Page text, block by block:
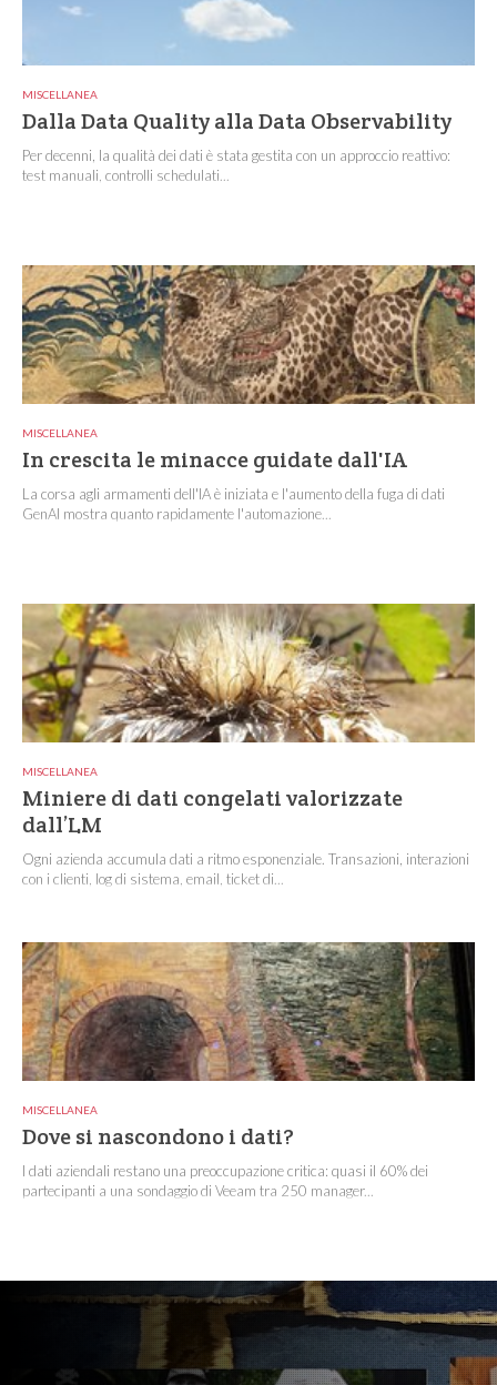
MISCELLANEA
Dalla Data Quality alla Data Observability
Per decenni, la qualità dei dati è stata gestita con un approccio reattivo:
test manuali, controlli schedulati...
MISCELLANEA
In crescita le minacce guidate dall'IA
La corsa agli armamenti dell'IA è iniziata e l'aumento della fuga di dati
GenAI mostra quanto rapidamente l'automazione...
MISCELLANEA
Miniere di dati congelati valorizzate
dall’LM
Ogni azienda accumula dati a ritmo esponenziale. Transazioni, interazioni
con i clienti, log di sistema, email, ticket di...
MISCELLANEA
Dove si nascondono i dati?
I dati aziendali restano una preoccupazione critica: quasi il 60% dei
partecipanti a una sondaggio di Veeam tra 250 manager...